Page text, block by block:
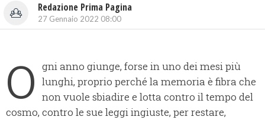
Redazione Prima Pagina
27 Gennaio 2022 08:00
O gni anno giunge, forse in uno dei mesi più
lunghi, proprio perché la memoria è fibra che
non vuole sbiadire e lotta contro il tempo del
cosmo, contro le sue leggi ingiuste, per restare,